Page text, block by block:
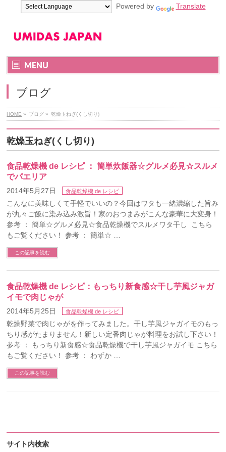
Powered by Translate
MENU
ブログ
HOME » ブログ » 乾燥玉ねぎ(くし切り)
乾燥玉ねぎ(くし切り)
食品乾燥機 de レシピ ： 簡単炊飯器☆グルメ必見☆スルメ
でパエリア
2014年5月27日 食品乾燥機 de レシピ
こんなに美味しくて手軽でいいの？今回はワタも一緒濃縮した旨み
が丸々ご飯に染み込み激旨！家のおつまみがこんな豪華に大変身！
参考 ： 簡単☆グルメ必見☆食品乾燥機でスルメワタ干し こちら
もご覧ください！ 参考 ： 簡単☆ …
この記事を読む
食品乾燥機 de レシピ：もっちり新食感☆干し芋風ジャガ
イモで肉じゃが
2014年5月25日 食品乾燥機 de レシピ
乾燥野菜で肉じゃがを作ってみました。干し芋風ジャガイモのもっ
ちり感がたまりません！新しい定番肉じゃが料理をお試し下さい！
参考 ： もっちり新食感☆食品乾燥機で干し芋風ジャガイモ こちら
もご覧ください！ 参考 ： わずか …
この記事を読む
サイト内検索